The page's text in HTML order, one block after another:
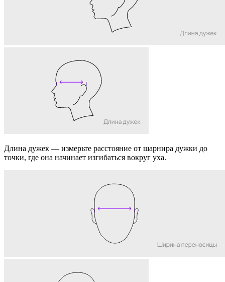
Длина дужек — измерьте расстояние от шарнира дужки до
точки, где она начинает изгибаться вокруг уха.